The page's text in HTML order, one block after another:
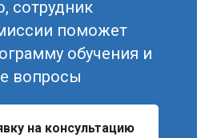
сотрудник
поможет
обучения и
вопросы
на консультацию